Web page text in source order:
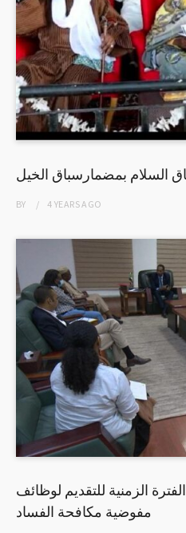
السلام بمضمارسباق الخيل
BY 4 YEARSAGO
الزمنية للتقديم لوظائف
مفوضية مكافحة الفساد